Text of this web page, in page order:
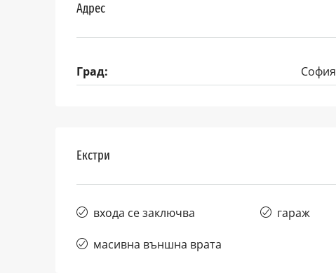
Адрес
Град: София
Екстри
входа се заключва гараж
масивна външна врата